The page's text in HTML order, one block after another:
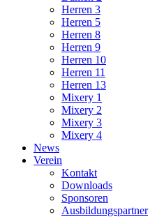
Herren 3
Herren 5
Herren 8
Herren 9
Herren 10
Herren 11
Herren 13
Mixery 1
Mixery 2
Mixery 3
Mixery 4
News
Verein
Kontakt
Downloads
Sponsoren
Ausbildungspartner